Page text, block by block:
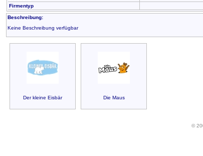
Firmentyp
Beschreibung:
Keine Beschreibung verfügbar
Der kleine Eisbär Die Maus
©